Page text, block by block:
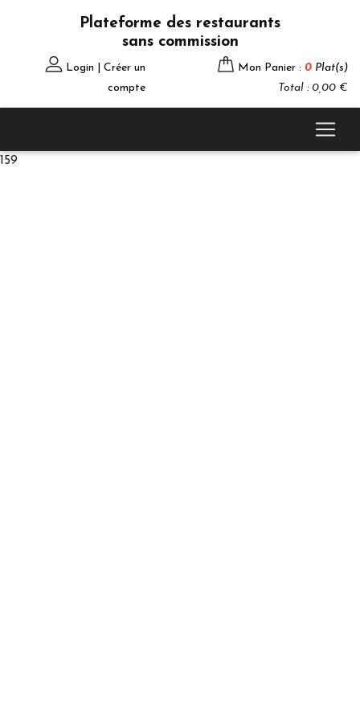
Plateforme des restaurants
sans commission
Login | Créer un
compte
Mon Panier : 0 Plat(s)
Total : 0,00 €
159